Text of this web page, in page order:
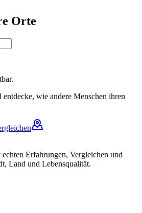
Orte
wie andere Menschen ihren
echten Erfahrungen, Vergleichen und
Land und Lebensqualität.